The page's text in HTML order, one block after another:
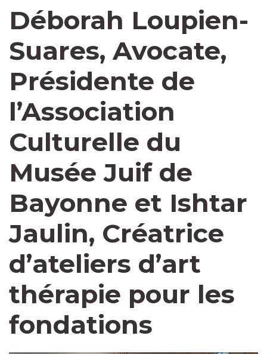
Déborah Loupien-
Suares, Avocate,
Présidente de
l’Association
Culturelle du
Musée Juif de
Bayonne et Ishtar
Jaulin, Créatrice
d’ateliers d’art
thérapie pour les
fondations